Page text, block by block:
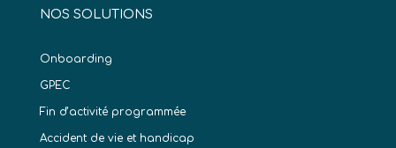
NOS SOLUTIONS
Onboarding
GPEC
Fin d’activité programmée
Accident de vie et handicap